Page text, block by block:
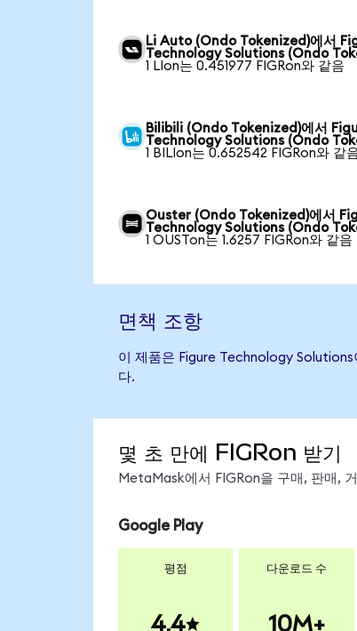
Li Auto (Ondo Tokenized)에서
Technology Solutions (Ondo
1 LIon는 0.451977 FIGRon와 같음
Bilibili (Ondo Tokenized)에서
Technology Solutions (Ondo
1 BILIon는 0.652542 FIGRon와 같
Ouster (Ondo Tokenized)에서
Technology Solutions (Ondo
1 OUSTon는 1.6257 FIGRon와 같음
면책 조항
이 제품은 Figure Technology Solutions
다.
몇 초 만에 FIGRon 받기
MetaMask에서 FIGRon을 구매, 판매,
Google Play
평점
4.4
다운로드 수
10M+